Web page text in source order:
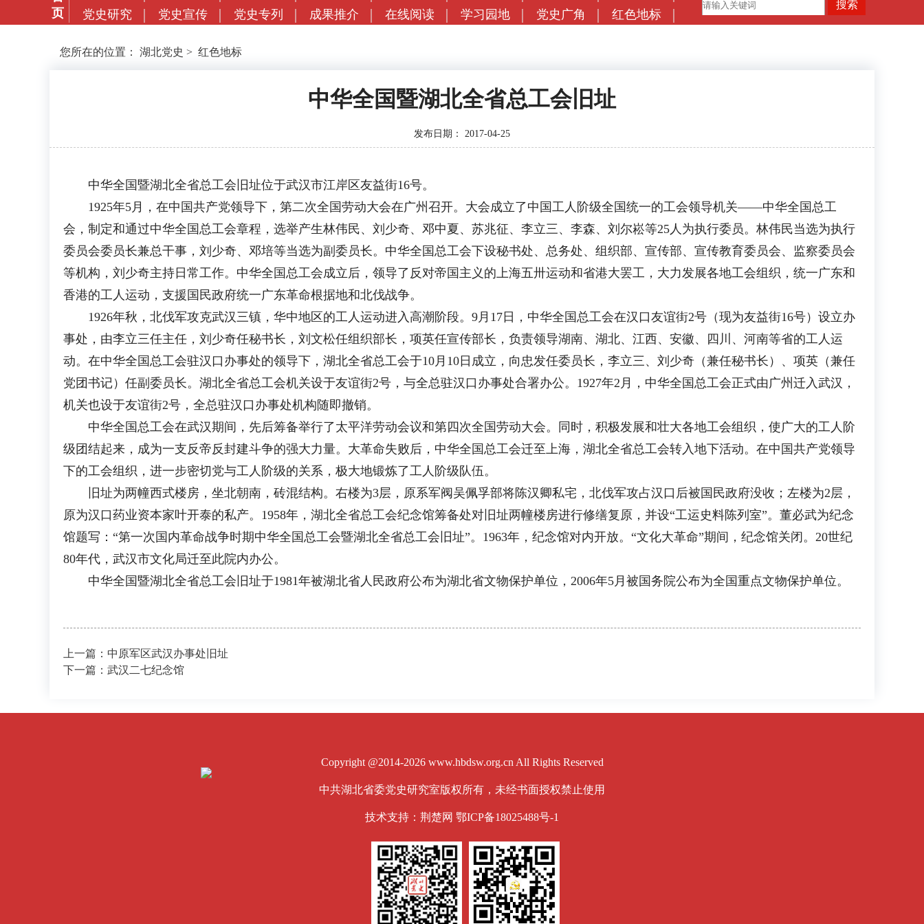
页
党史研究
党史宣传 党史专列 成果推介 在线阅读 学习园地 党史广角 红色地标
您所在的位置： 湖北党史 > 红色地标
中华全国暨湖北全省总工会旧址
发布日期： 2017-04-25
中华全国暨湖北全省总工会旧址位于武汉市江岸区友益街16号。
1925年5月，在中国共产党领导下，第二次全国劳动大会在广州召开。大会成立了中国工人阶级全国统一的工会领导机关——中华全国总工
会，制定和通过中华全国总工会章程，选举产生林伟民、刘少奇、邓中夏、苏兆征、李立三、李森、刘尔崧等25人为执行委员。林伟民当选为执行
委员会委员长兼总干事，刘少奇、邓培等当选为副委员长。中华全国总工会下设秘书处、总务处、组织部、宣传部、宣传教育委员会、监察委员会
等机构，刘少奇主持日常工作。中华全国总工会成立后，领导了反对帝国主义的上海五卅运动和省港大罢工，大力发展各地工会组织，统一广东和
香港的工人运动，支援国民政府统一广东革命根据地和北伐战争。
1926年秋，北伐军攻克武汉三镇，华中地区的工人运动进入高潮阶段。9月17日，中华全国总工会在汉口友谊街2号（现为友益街16号）设立办
事处，由李立三任主任，刘少奇任秘书长，刘文松任组织部长，项英任宣传部长，负责领导湖南、湖北、江西、安徽、四川、河南等省的工人运
动。在中华全国总工会驻汉口办事处的领导下，湖北全省总工会于10月10日成立，向忠发任委员长，李立三、刘少奇（兼任秘书长）、项英（兼任
党团书记）任副委员长。湖北全省总工会机关设于友谊街2号，与全总驻汉口办事处合署办公。1927年2月，中华全国总工会正式由广州迁入武汉，
机关也设于友谊街2号，全总驻汉口办事处机构随即撤销。
中华全国总工会在武汉期间，先后筹备举行了太平洋劳动会议和第四次全国劳动大会。同时，积极发展和壮大各地工会组织，使广大的工人阶
级团结起来，成为一支反帝反封建斗争的强大力量。大革命失败后，中华全国总工会迁至上海，湖北全省总工会转入地下活动。在中国共产党领导
下的工会组织，进一步密切党与工人阶级的关系，极大地锻炼了工人阶级队伍。
旧址为两幢西式楼房，坐北朝南，砖混结构。右楼为3层，原系军阀吴佩孚部将陈汉卿私宅，北伐军攻占汉口后被国民政府没收；左楼为2层，
原为汉口药业资本家叶开泰的私产。1958年，湖北全省总工会纪念馆筹备处对旧址两幢楼房进行修缮复原，并设“工运史料陈列室”。董必武为纪念
馆题写：“第一次国内革命战争时期中华全国总工会暨湖北全省总工会旧址”。1963年，纪念馆对内开放。“文化大革命”期间，纪念馆关闭。20世纪
80年代，武汉市文化局迁至此院内办公。
中华全国暨湖北全省总工会旧址于1981年被湖北省人民政府公布为湖北省文物保护单位，2006年5月被国务院公布为全国重点文物保护单位。
上一篇：中原军区武汉办事处旧址
下一篇：武汉二七纪念馆
Copyright @2014-2026 www.hbdsw.org.cn All Rights Reserved
中共湖北省委党史研究室版权所有，未经书面授权禁止使用
技术支持：荆楚网 鄂ICP备18025488号-1